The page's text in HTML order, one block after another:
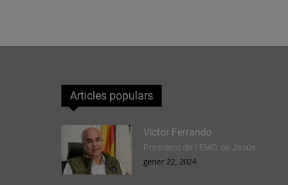
Articles populars
Victor Ferrando
President de l'EMD de Jesús
gener 22, 2024